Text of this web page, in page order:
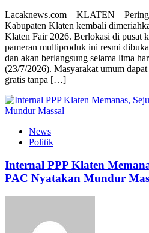
Lacaknews.com – KLATEN –
Kabupaten Klaten kembali
Klaten Fair 2026. Berlokasi di pusat
pameran multiproduk ini resmi
dan akan berlangsung selama lima
(23/7/2026). Masyarakat umum
gratis tanpa […]
News
Politik
Internal PPP Klaten
PAC Nyatakan Mundur